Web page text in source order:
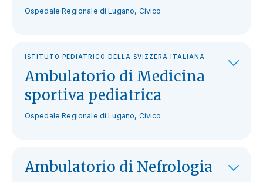
Ospedale Regionale di Lugano, Civico
ISTITUTO PEDIATRICO DELLA SVIZZERA ITALIANA
Ambulatorio di Medicina
sportiva pediatrica
Ospedale Regionale di Lugano, Civico
Ambulatorio di Nefrologia